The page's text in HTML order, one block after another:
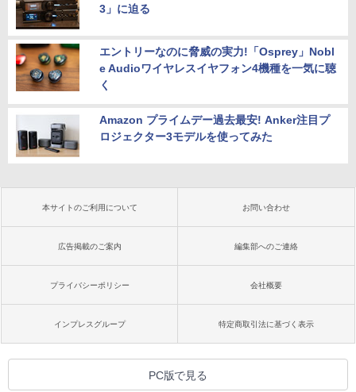
3」に迫る
エントリーなのに脅威の実力!「Osprey」Nobl
e Audioワイヤレスイヤフォン4機種を一気に聴
く
Amazon プライムデー過去最安! Anker注目プ
ロジェクター3モデルを使ってみた
本サイトのご利用について お問い合わせ
広告掲載のご案内 編集部へのご連絡
プライバシーポリシー 会社概要
インプレスグループ 特定商取引法に基づく表示
PC版で見る